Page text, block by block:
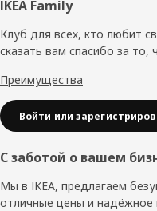
Нижний
колонтитул
IKEA Family
Клуб для всех, кто любит
сказать вам спасибо за то,
Преимущества
Войти или
С заботой о вашем
Мы в IKEA, предлагаем
отличные цены и надёжное